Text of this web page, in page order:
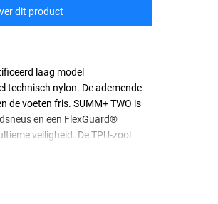
dit product
laag model
technisch nylon. De ademende
de voeten fris. SUMM+ TWO is
en een FlexGuard®
veiligheid. De TPU-zool
Een kijkje